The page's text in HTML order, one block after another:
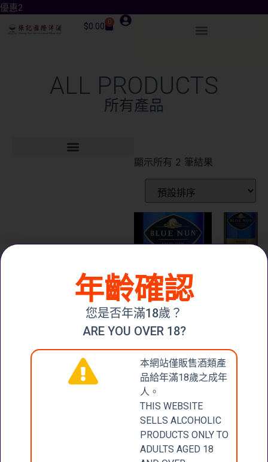
優惠2
$0.00 0
ALL PRODUCTS
所有產品
顯示所有 2 筆結果
BLUE NUN
GEWÜRZTRAMINER
2020
加入購物車
車
CONTACT張記國際洋酒有限公
司
年齡確認
您是否年滿18歲？
ARE YOU OVER 18?
本網站僅販售酒類產
品給年滿18歲之成年
人。
THIS WEBSITE
SELLS ALCOHOLIC
PRODUCTS ONLY TO
ADULTS AGED 18